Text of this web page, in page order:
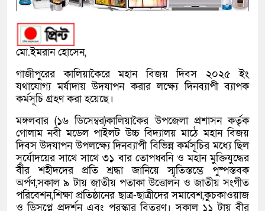
মো.ইমরান হোসেন,
গাজীপুরের কালিয়াকৈরে মহান বিজয় দিবস ২০২৫ ইং
যথাযোগ্য মর্যাদায় উদযাপন করার লক্ষ্যে দিনব্যাপী ব্যাপক
কর্মসূচি গ্রহণ করা হয়েছে।
মঙ্গলবার (১৬ ডিসেম্বর)কালিয়াকৈর উপজেলা প্রশাসন কর্তৃক
গোলাম নবী মডেল পাইলট উচ্চ বিদ্যালয় মাঠে মহান বিজয়
দিবস উদযাপন উপলক্ষ্যে দিনব্যাপী বিভিন্ন কর্মসূচির মধ্যে ছিল
সূর্যোদয়ের সাথে সাথে ৩১ বার তোপধ্বনি ও মহান মুক্তিযুদ্ধের
বীর শহীদদের প্রতি শ্রদ্ধা জানিয়ে স্মৃতিস্তম্ভে পুষ্পস্তবক
অর্পণ,সকাল ৯ টায় জাতীয় পতাকা উত্তোলন ও জাতীয় সংগীত
পরিবেশন,শিক্ষা প্রতিষ্ঠানের ছাত্র-ছাত্রীদের সমাবেশ,কুচকাওয়াজ
ও ডিসপ্লে প্রদর্শন এবং পুরস্কার বিতরণ। সকাল ১১ টায় বীর